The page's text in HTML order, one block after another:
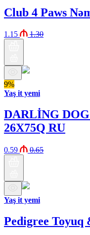
Club 4 Paws
1.15 1.30
9%
Yaş it yemi
DARLİNG
26X75Q RU
0.59 0.65
Yaş it yemi
Pedigree Toyuq